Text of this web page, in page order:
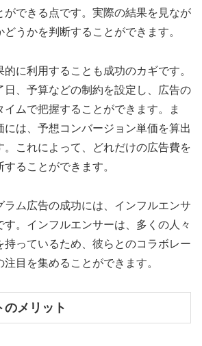
ができる点です。実際の結果を見なが
うかを判断することができます。
に利用することも成功のカギです。
日、予算などの制約を設定し、広告の
ムで把握することができます。ま
には、予想コンバージョン単価を算出
。これによって、どれだけの広告費を
ることができます。
ラム広告の成功には、インフルエンサ
す。インフルエンサーは、多くの人々
持っているため、彼らとのコラボレー
目を集めることができます。
のメリット